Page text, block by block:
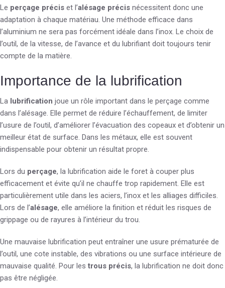
Le perçage précis et l’alésage précis nécessitent donc une
adaptation à chaque matériau. Une méthode efficace dans
l’aluminium ne sera pas forcément idéale dans l’inox. Le choix de
l’outil, de la vitesse, de l’avance et du lubrifiant doit toujours tenir
compte de la matière.
Importance de la lubrification
La lubrification joue un rôle important dans le perçage comme
dans l’alésage. Elle permet de réduire l’échauffement, de limiter
l’usure de l’outil, d’améliorer l’évacuation des copeaux et d’obtenir un
meilleur état de surface. Dans les métaux, elle est souvent
indispensable pour obtenir un résultat propre.
Lors du perçage, la lubrification aide le foret à couper plus
efficacement et évite qu’il ne chauffe trop rapidement. Elle est
particulièrement utile dans les aciers, l’inox et les alliages difficiles.
Lors de l’alésage, elle améliore la finition et réduit les risques de
grippage ou de rayures à l’intérieur du trou.
Une mauvaise lubrification peut entraîner une usure prématurée de
l’outil, une cote instable, des vibrations ou une surface intérieure de
mauvaise qualité. Pour les trous précis, la lubrification ne doit donc
pas être négligée.